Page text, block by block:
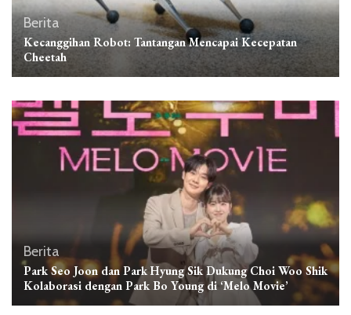
Berita
Kecanggihan Robot: Tantangan Mencapai Kecepatan
Cheetah
Berita
Park Seo Joon dan Park Hyung Sik Dukung Choi Woo Shik
Kolaborasi dengan Park Bo Young di ‘Melo Movie’